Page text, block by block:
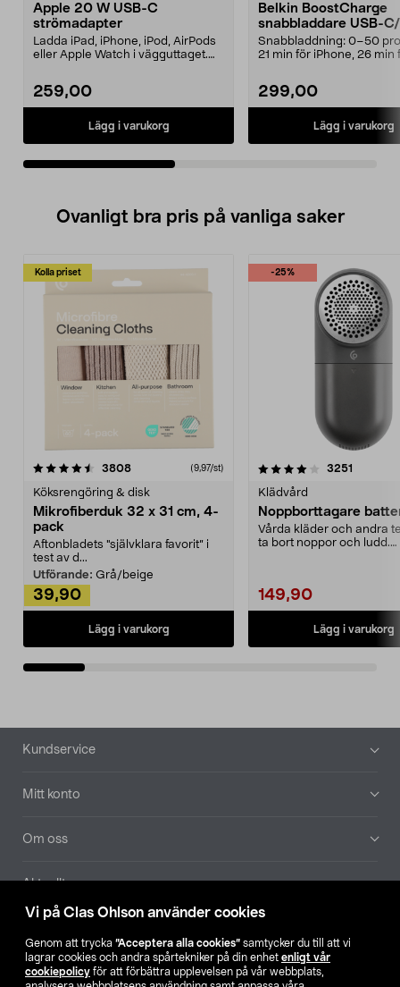
Vi på Clas Ohlson använder cookies
Genom att trycka ”Acceptera alla cookies” samtycker du till att vi
lagrar cookies och andra spårtekniker på din enhet enligt vår
cookiepolicy för att förbättra upplevelsen på vår webbplats,
Apple 20 W USB-C
strömadapter
Ladda iPad, iPhone, iPod, AirPods
eller Apple Watch i vägguttaget.
259,00
Lägg i varukorg
Belkin BoostCharge
snabbladdare USB-
42 W
Snabbladdning: 0–50
21 min för iPhone, 26 min
299,00
Lägg i varukorg
Ovanligt bra pris på vanliga saker
Kolla priset
3808recensioner (9,97/st)
Köksrengöring & disk
Mikrofiberduk 32 x 31 cm, 4-
pack
Aftonbladets "självklara favorit” i
test av d...
Utförande: Grå/beige
39,90
Lägg i varukorg
-25%
4.0av 5 stjärnor 3251
Klädvård
Noppborttagare
Vårda kläder och andra
ta bort noppor och ludd.
149,90
Lägg i varukorg
4.5av 5 stjärnor
Sidfot
Kundservice
Mitt konto
Om oss
Aktuellt
Hitta butik